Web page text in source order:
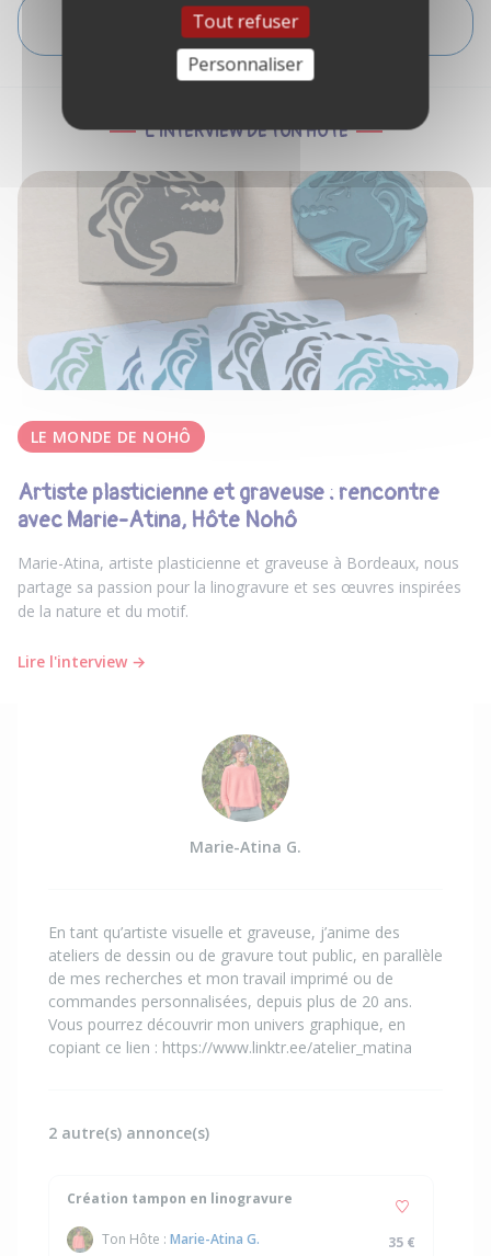
VOIR L'ITINÉRAIRE
L'INTERVIEW DE TON HÔTE
LE MONDE DE NOHÔ
Artiste plasticienne et graveuse : rencontre
avec Marie-Atina, Hôte Nohô
Marie-Atina, artiste plasticienne et graveuse à Bordeaux, nous
partage sa passion pour la linogravure et ses œuvres inspirées
de la nature et du motif.
Lire l'interview →
Marie-Atina G.
En tant qu’artiste visuelle et graveuse, j’anime des
ateliers de dessin ou de gravure tout public, en parallèle
de mes recherches et mon travail imprimé ou de
commandes personnalisées, depuis plus de 20 ans.
Vous pourrez découvrir mon univers graphique, en
copiant ce lien : https://www.linktr.ee/atelier_matina
2 autre(s) annonce(s)
Création tampon en linogravure
Ton Hôte : Marie-Atina G. 35 €
Tout refuser
Personnaliser